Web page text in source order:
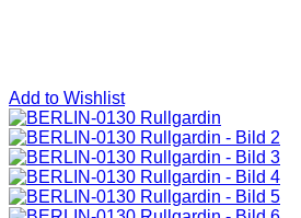
Add to Wishlist